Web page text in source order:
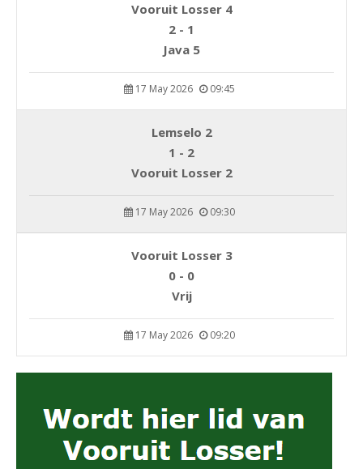
Vooruit Losser 4
2 - 1
Java 5
17 May 2026 09:45
Lemselo 2
1 - 2
Vooruit Losser 2
17 May 2026 09:30
Vooruit Losser 3
0 - 0
Vrij
17 May 2026 09:20